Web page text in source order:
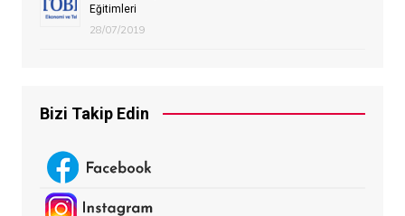
Eğitimleri
28/07/2019
Bizi Takip Edin